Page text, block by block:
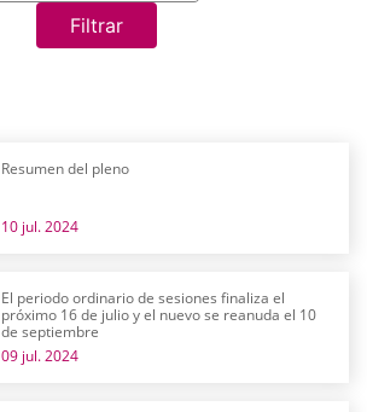
Filtrar
Resumen del pleno
10 jul. 2024
El periodo ordinario de sesiones finaliza el
próximo 16 de julio y el nuevo se reanuda el 10
de septiembre
09 jul. 2024